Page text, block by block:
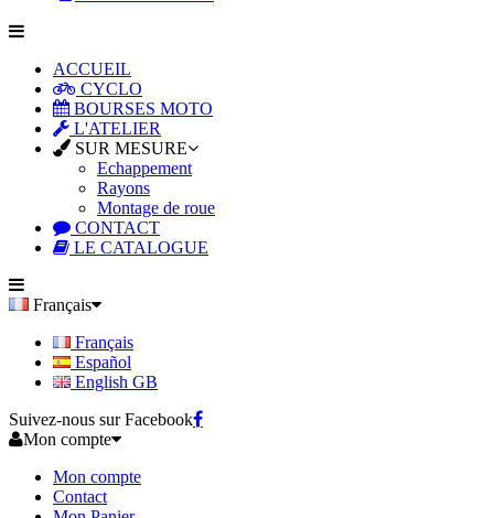
ACCUEIL
CYCLO
BOURSES MOTO
L'ATELIER
SUR MESURE
Echappement
Rayons
Montage de roue
CONTACT
LE CATALOGUE
Français
Français
Español
English GB
Suivez-nous sur Facebook
Mon compte
Mon compte
Contact